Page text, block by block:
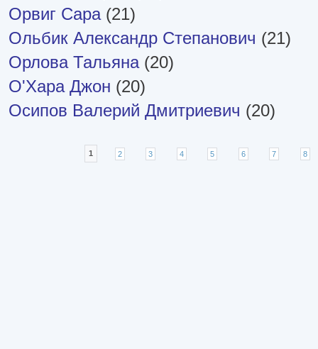
Орвиг Сара (21)
Ольбик Александр Степанович (21)
Орлова Тальяна (20)
О'Хара Джон (20)
Осипов Валерий Дмитриевич (20)
1 2 3 4 5 6 7 8